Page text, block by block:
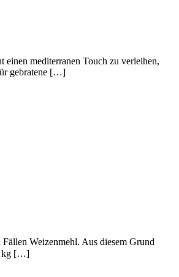
einen mediterranen Touch zu verleihen,
gebratene […]
Weizenmehl. Aus diesem Grund
kg […]